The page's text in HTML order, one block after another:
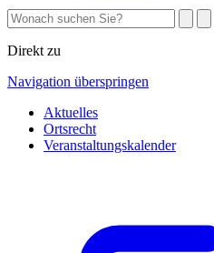
Direkt zu
Navigation überspringen
Aktuelles
Ortsrecht
Veranstaltungskalender